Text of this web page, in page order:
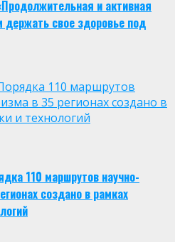
и активная
держать свое здоровье под
110 маршрутов
в 35 регионах создано в
и технологий
110 маршрутов научно-
создано в рамках